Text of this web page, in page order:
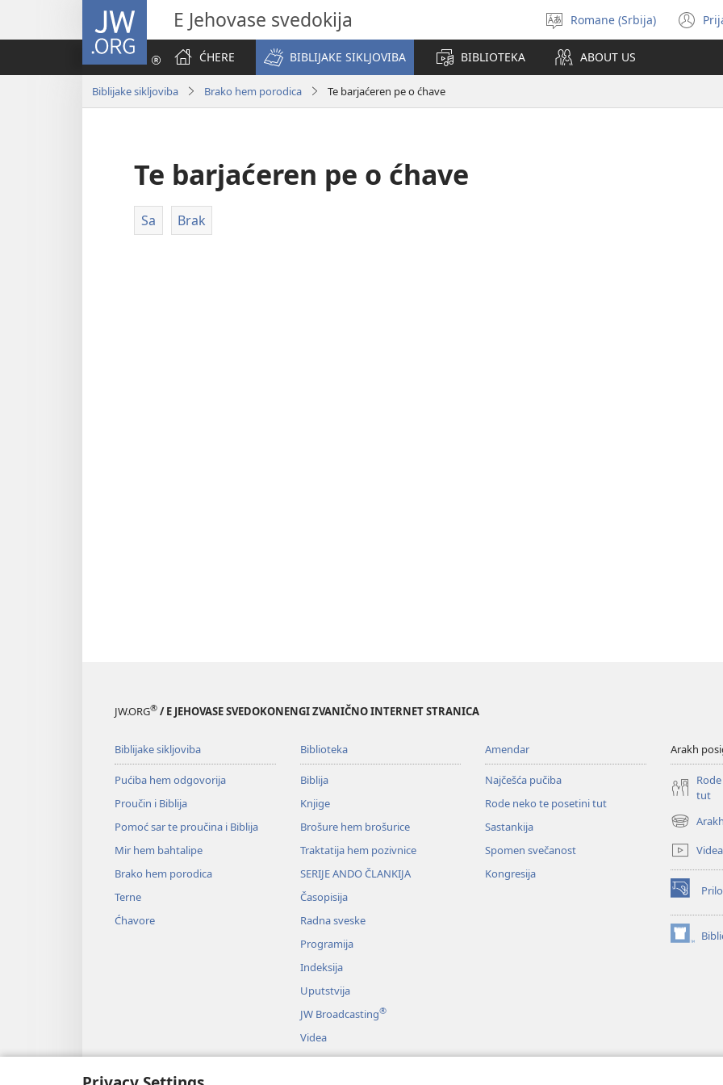
JW.ORG E Jehovase svedokija
Birin
i
čhib
Romane (Srbija)
ĆHERE
BIBLIJAKE SIKLJOVIBA BIBLIOTEKA ABOUT US
Biblijake sikljoviba Brako hem porodica Te barjaćeren pe o ćhave
Te barjaćeren pe o ćhave
Sa Brak
JW.ORG® / E JEHOVASE SVEDOKONENGI ZVANIČNO INTERNET STRANICA
Biblijake sikljoviba
Pućiba hem odgovorija
Proučin i Biblija
Pomoć sar te proučina i Biblija
Mir hem bahtalipe
Brako hem porodica
Terne
Ćhavore
Biblioteka
Biblija
Knjige
Brošure hem brošurice
Traktatija hem pozivnice
SERIJE ANDO ČLANKIJA
Časopisija
Radna sveske
Programija
Indeksija
Uputstvija
JW Broadcasting®
Videa
Muzika
Amendar
Najčešća pučiba
Rode neko te posetini tut
Sastankija
Spomen svečanost
Kongresija
Arakh
tut
(opens
new
window)
Videa
(opens
new
window)
(opens